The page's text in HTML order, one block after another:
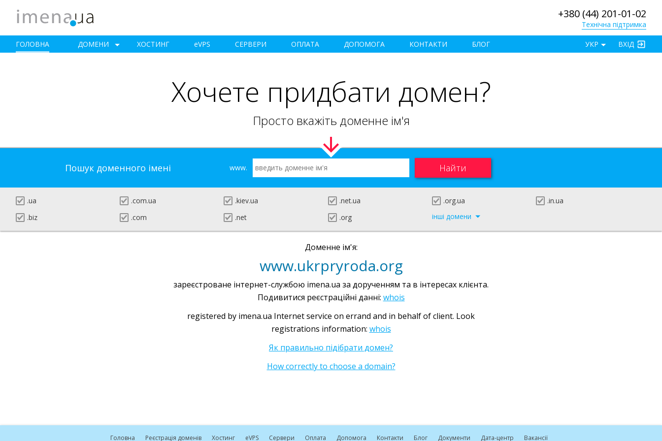
+380 (44) 201-01-02
Технічна підтримка
ГОЛОВНА ДОМЕНИ ХОСТИНГ eVPS СЕРВЕРИ ОПЛАТА ДОПОМОГА КОНТАКТИ БЛОГ ВХІД
УКР
Хочете придбати домен?
Просто вкажіть доменне ім'я
Пошук доменного імені www.
.ua .com.ua .kiev.ua .net.ua .org.ua
.in.ua
.biz
.com .net .org інші домени
Доменне ім'я:
www.ukrpryroda.org
зареєстроване інтернет-службою imena.ua за дорученням та в інтересах клієнта.
Подивитися реєстраційні данні: whois
registered by imena.ua Internet service on errand and in behalf of client. Look
registrations information: whois
Як правильно підібрати домен?
How correctly to choose a domain?
Головна Реєстрація доменів Хостинг eVPS Сервери Оплата Допомога Контакти Блог Документи Дата-центр Вакансії